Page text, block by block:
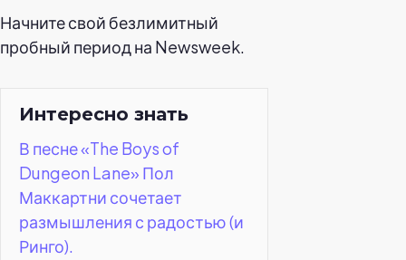
Начните свой безлимитный
пробный период на Newsweek.
Интересно знать
В песне «The Boys of
Dungeon Lane» Пол
Маккартни сочетает
размышления с радостью (и
Ринго).